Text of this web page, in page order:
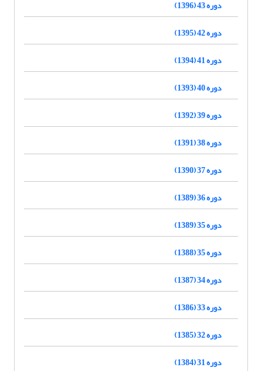
دوره 43 (1396)
دوره 42 (1395)
دوره 41 (1394)
دوره 40 (1393)
دوره 39 (1392)
دوره 38 (1391)
دوره 37 (1390)
دوره 36 (1389)
دوره 35 (1389)
دوره 35 (1388)
دوره 34 (1387)
دوره 33 (1386)
دوره 32 (1385)
دوره 31 (1384)